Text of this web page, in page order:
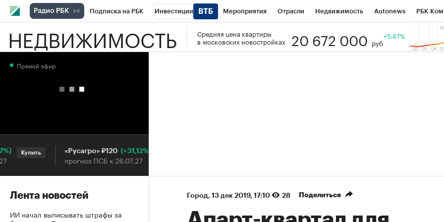
Подписка на РБК Инвестиции Мероприятия Отрасли Недвижимость Autonews РБК
РБК Вино Спорт Школа управления РБК РБК Образование Тренды
НЕДВИЖИМОСТЬ
Средняя цена квартиры
в московских новостройках
20 672 000 руб
+5.87%
Город⁠, 13 дек 2019, 17:10 28 Поделиться
Прямой эфир
Купить «Русагро» ₽120 (+31,12%)
прогноз ПСБ к 26.07.27
Купить
Лента новостей
ИИ начал выписывать штрафы за